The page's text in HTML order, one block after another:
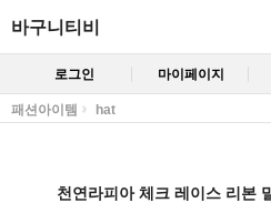
바구니티비
로그인 마이페이지
패션아이템 hat
천연라피아 체크 레이스 리본